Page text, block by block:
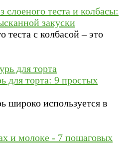
слоеного теста и колбасы:
закуски
теста с колбасой – это
для торта: 9 простых
широко используется в